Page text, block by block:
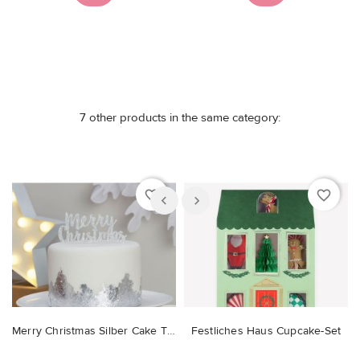
7 other products in the same category:
favorite_border
Merry Christmas Silber Cake Topper
favorite_border
Festliches Haus Cupcake-Set